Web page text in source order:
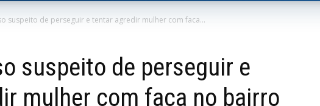
suspeito de perseguir e tentar agredir mulher com faca...
suspeito de perseguir e
mulher com faca no bairro